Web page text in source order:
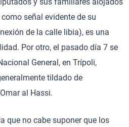
señal evidente de su
de la calle libia), es una
Por otro, el pasado día 7 se
General, en Trípoli,
tildado de
al Hassi.
que no cabe suponer que los